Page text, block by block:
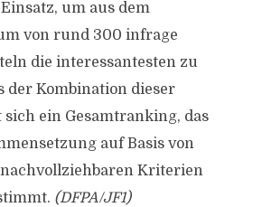
um aus dem
von rund 300 infrage
die interessantesten zu
der Kombination dieser
ein Gesamtranking, das
auf Basis von
Kriterien
(DFPA/JF1)